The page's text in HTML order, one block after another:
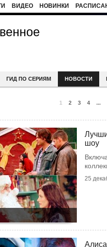
ВИДЕО НОВИНКИ
ГИД ПО СЕРИЯМ НОВОСТИ
1 2 3 4 ...
шоу
25